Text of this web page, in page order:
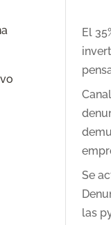
El
Se
las